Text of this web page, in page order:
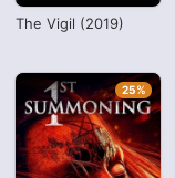
The Vigil (2019)
25%